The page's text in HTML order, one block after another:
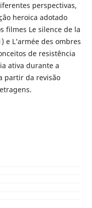
perspectivas,
heroica adotado
filmes Le silence de la
e L’armée des ombres
de resistência
ativa durante a
partir da revisão